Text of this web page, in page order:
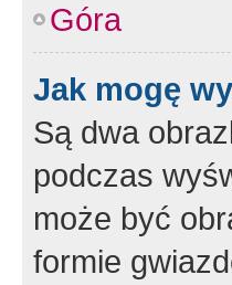
Góra
Jak mogę
Są dwa
podczas
może być
formie